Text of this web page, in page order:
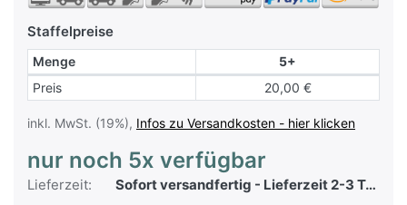
Staffelpreise
Staffelpreise
Menge
5+
Preis
20,00 €
inkl. MwSt. (19%), Infos zu Versandkosten - hier klicken
nur noch 5x verfügbar
Lieferzeit: Sofort versandfertig - Lieferzeit 2-3 Tage